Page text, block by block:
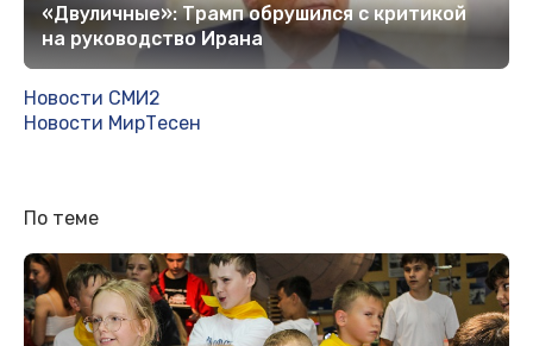
«Двуличные»: Трамп обрушился с критикой
на руководство Ирана
Новости СМИ2
Новости МирТесен
По теме